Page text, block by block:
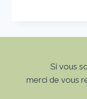
Si vous
merci de vous